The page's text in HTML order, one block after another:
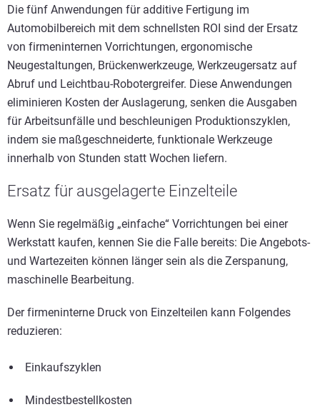
Die fünf Anwendungen für additive Fertigung im
Automobilbereich mit dem schnellsten ROI sind der Ersatz
von firmeninternen Vorrichtungen, ergonomische
Neugestaltungen, Brückenwerkzeuge, Werkzeugersatz auf
Abruf und Leichtbau-Robotergreifer. Diese Anwendungen
eliminieren Kosten der Auslagerung, senken die Ausgaben
für Arbeitsunfälle und beschleunigen Produktionszyklen,
indem sie maßgeschneiderte, funktionale Werkzeuge
innerhalb von Stunden statt Wochen liefern.
Ersatz für ausgelagerte Einzelteile
Wenn Sie regelmäßig „einfache“ Vorrichtungen bei einer
Werkstatt kaufen, kennen Sie die Falle bereits: Die Angebots-
und Wartezeiten können länger sein als die Zerspanung,
maschinelle Bearbeitung.
Der firmeninterne Druck von Einzelteilen kann Folgendes
reduzieren:
Einkaufszyklen
Mindestbestellkosten